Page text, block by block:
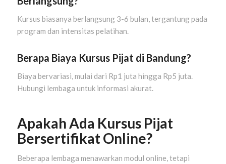
Kursus biasanya berlangsung 3-6 bulan, tergantung pada
program dan intensitas pelatihan.
Berapa Biaya Kursus Pijat di Bandung?
Biaya bervariasi, mulai dari Rp1 juta hingga Rp5 juta.
Hubungi lembaga untuk informasi akurat.
Apakah Ada Kursus Pijat
Bersertifikat Online?
Beberapa lembaga menawarkan modul online, tetapi